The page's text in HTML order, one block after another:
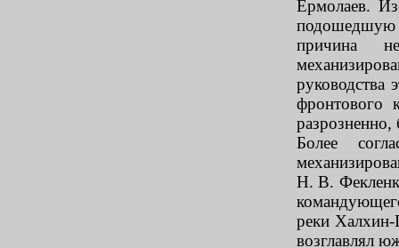
Ермолаев.
подошедшую
причина
руководства
фронтового
разрозненно,
Более
Н. В.
реки
возглавлял